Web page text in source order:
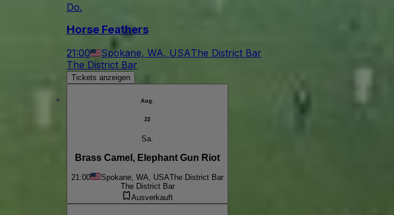
Do.
Horse Feathers
21:00 Spokane, WA, USAThe District Bar
The District Bar
Tickets anzeigen
Aug.
22
Sa.
Brass Camel, Elephant Gun Riot
21:00 Spokane, WA, USAThe District Bar
The District Bar
Ausverkauft